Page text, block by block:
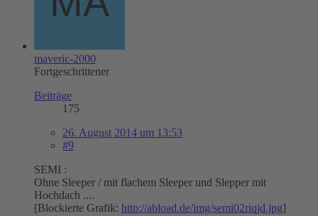
maveric-2000
Fortgeschrittener
Beiträge
175
26. August 2014 um 13:53
#9
SEMI :
Ohne Sleeper / mit flachem Sleeper und Slepper mit
Hochdach ....
[Blockierte Grafik: http://abload.de/img/semi02riqjd.jpg]